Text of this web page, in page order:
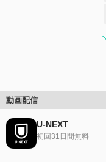
動画配信
U-NEXT
初回31日間無料